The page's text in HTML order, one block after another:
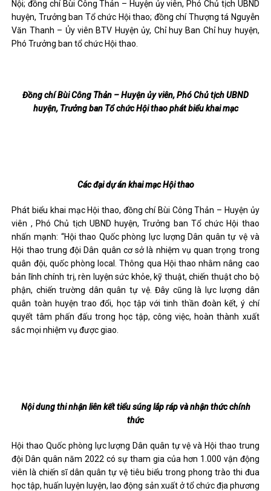
Nội; đồng chí Bùi Công Thản – Huyện ủy viên, Phó Chủ tịch UBND
huyện, Trưởng ban Tổ chức Hội thao; đồng chí Thượng tá Nguyễn
Văn Thanh – Ủy viên BTV Huyện ủy, Chỉ huy Ban Chỉ huy huyện,
Phó Trưởng ban tổ chức Hội thao.
Đồng chí Bùi Công Thản – Huyện ủy viên, Phó Chủ tịch UBND
huyện, Trưởng ban Tổ chức Hội thao phát biểu khai mạc
Các đại dự án khai mạc Hội thao
Phát biểu khai mạc Hội thao, đồng chí Bùi Công Thản – Huyện ủy
viên , Phó Chủ tịch UBND huyện, Trưởng ban Tổ chức Hội thao
nhấn mạnh: “Hội thao Quốc phòng lực lượng Dân quân tự vệ và
Hội thao trung đội Dân quân cơ sở là nhiệm vụ quan trọng trong
quân đội, quốc phòng local. Thông qua Hội thao nhằm nâng cao
bản lĩnh chính trị, rèn luyện sức khỏe, kỹ thuật, chiến thuật cho bộ
phận, chiến trường dân quân tự vệ. Đây cũng là lực lượng dân
quân toàn huyện trao đổi, học tập với tinh thần đoàn kết, ý chí
quyết tâm phấn đấu trong học tập, công việc, hoàn thành xuất
sắc mọi nhiệm vụ được giao.
Nội dung thi nhận liên kết tiểu súng lắp ráp và nhận thức chính
thức
Hội thao Quốc phòng lực lượng Dân quân tự vệ và Hội thao trung
đội Dân quân năm 2022 có sự tham gia của hơn 1.000 vận động
viên là chiến sĩ dân quân tự vệ tiêu biểu trong phong trào thi đua
học tập, huấn luyện luyện, lao động sản xuất ở tổ chức địa phương